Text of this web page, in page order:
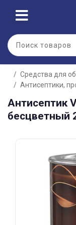
Средства для
Антисептики,
Антисептик
бесцветный
Для клиентов
Разбейте
оплату
без
График